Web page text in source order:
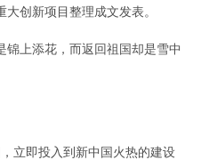
创新项目整理成文发表。
上添花，而返回祖国却是雪中
立即投入到新中国火热的建设